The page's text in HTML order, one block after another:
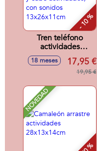
- 10 %
Tren teléfono
actividades
infantiles 3 en 1,
tren, teléfono y
cubo actividades,
13x26x11cm
18 meses 17,95 €
19,95 €
NOVEDAD